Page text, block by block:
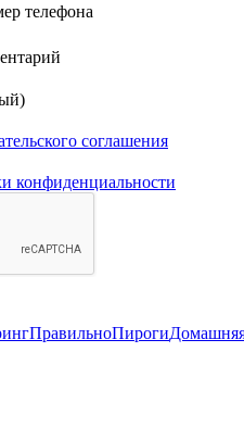
телефона
соглашения
конфиденциальности
ПравильноПироги